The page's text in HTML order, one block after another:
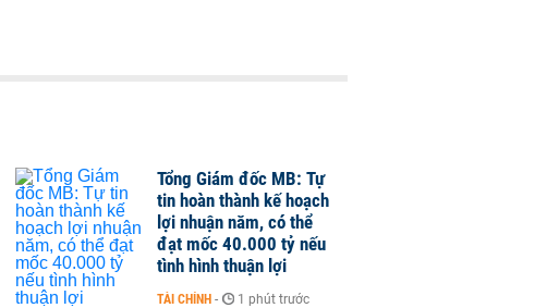
Tổng Giám đốc MB: Tự
tin hoàn thành kế hoạch
lợi nhuận năm, có thể
đạt mốc 40.000 tỷ nếu
tình hình thuận lợi
TÀI CHÍNH - 1 phút trước